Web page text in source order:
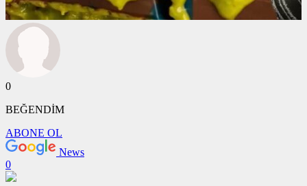
0
BEĞENDİM
ABONE OL
News
0